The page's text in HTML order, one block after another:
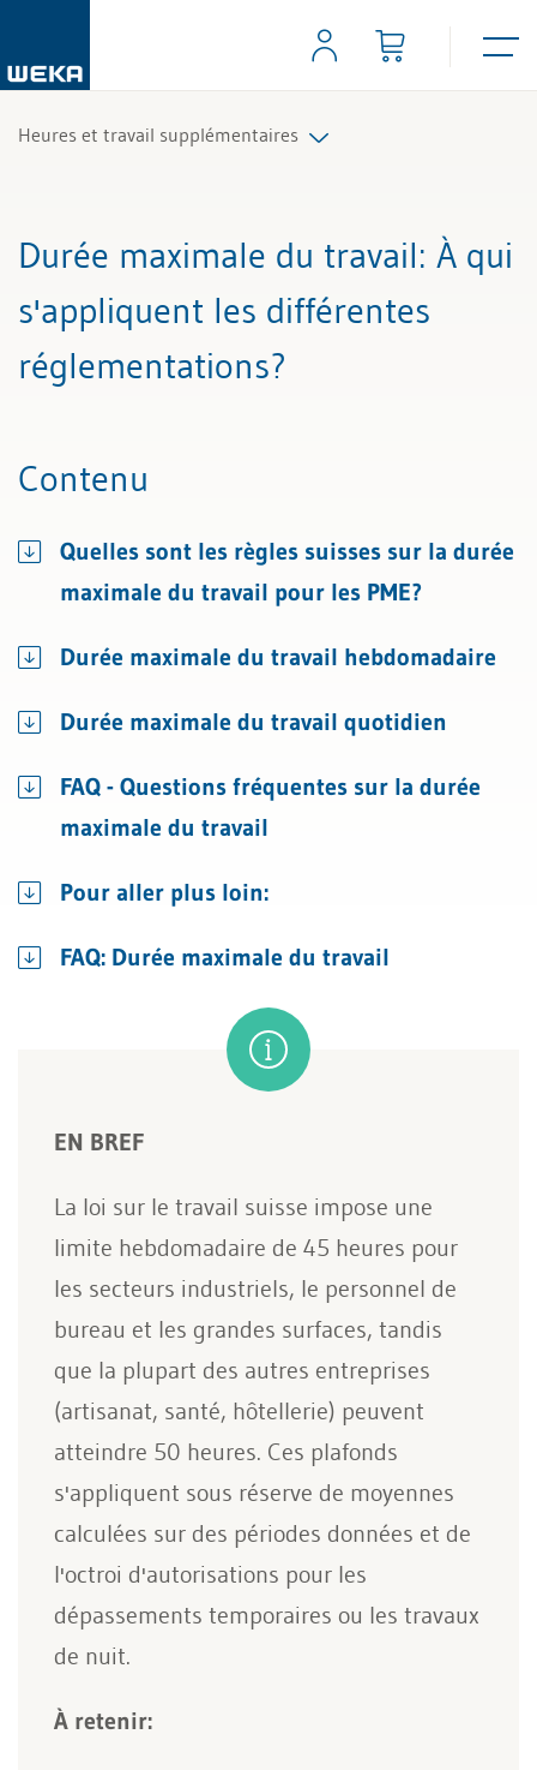
Heures et travail supplémentaires
Tous les experts
Durée maximale du travail: À qui
s'appliquent les différentes
réglementations?
Contenu
Quelles sont les règles suisses sur la durée
maximale du travail pour les PME?
Durée maximale du travail hebdomadaire
Durée maximale du travail quotidien
FAQ - Questions fréquentes sur la durée
maximale du travail
Pour aller plus loin:
FAQ: Durée maximale du travail
EN BREF
La loi sur le travail suisse impose une
limite hebdomadaire de 45 heures pour
les secteurs industriels, le personnel de
bureau et les grandes surfaces, tandis
que la plupart des autres entreprises
(artisanat, santé, hôtellerie) peuvent
atteindre 50 heures. Ces plafonds
s'appliquent sous réserve de moyennes
calculées sur des périodes données et de
l'octroi d'autorisations pour les
dépassements temporaires ou les travaux
de nuit.
À retenir: